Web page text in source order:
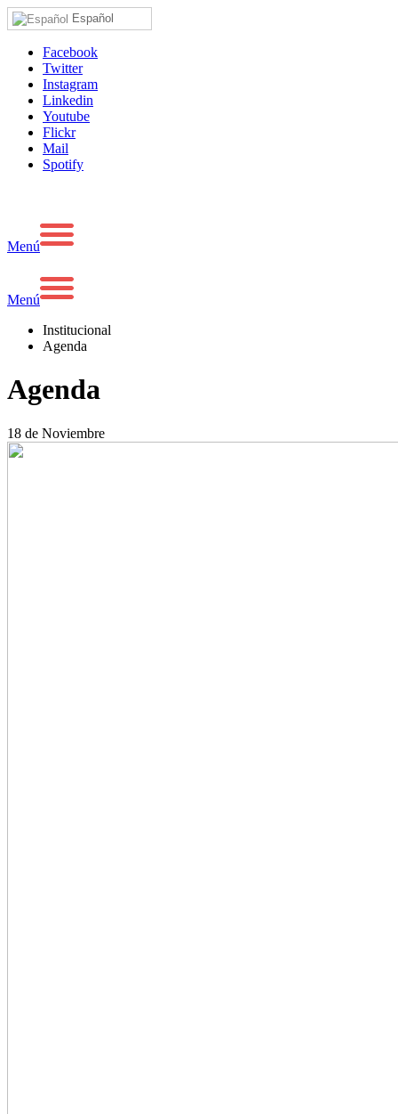
Español
Facebook
Twitter
Instagram
Linkedin
Youtube
Flickr
Mail
Spotify
Menú
Menú
Institucional
Agenda
Agenda
18 de Noviembre